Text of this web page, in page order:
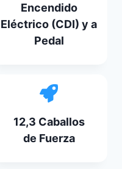
Encendido
Eléctrico (CDI) y a
Pedal
12,3 Caballos
de Fuerza